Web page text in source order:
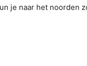
je naar het noorden